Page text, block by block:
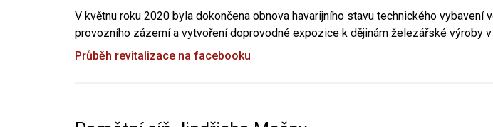
V květnu roku 2020 byla dokončena obnova havarijního stavu technického vybavení
provozního zázemí a vytvoření doprovodné expozice k dějinám železářské výroby v
Průběh revitalizace na facebooku